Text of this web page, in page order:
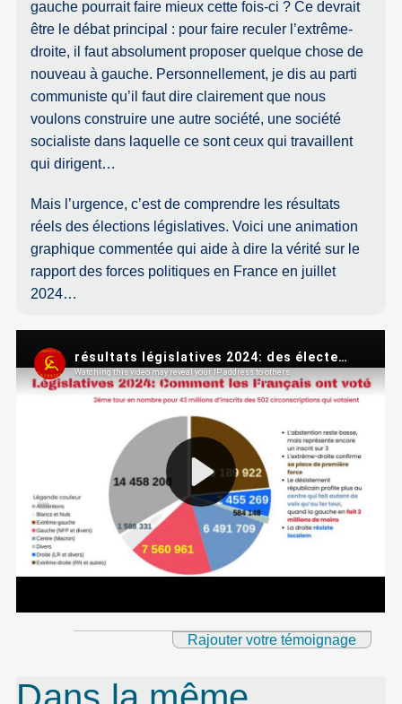
gauche pourrait faire mieux cette fois-ci ? Ce devrait
être le débat principal : pour faire reculer l’extrême-
droite, il faut absolument proposer quelque chose de
nouveau à gauche. Personnellement, je dis au parti
communiste qu’il faut dire clairement que nous
voulons construire une autre société, une société
socialiste dans laquelle ce sont ceux qui travaillent
qui dirigent…
Mais l’urgence, c’est de comprendre les résultats
réels des élections législatives. Voici une animation
graphique commentée qui aide à dire la vérité sur le
rapport des forces politiques en France en juillet
2024…
Rajouter votre témoignage